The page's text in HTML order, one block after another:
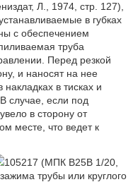
Л., 1974, стр. 127),
в губках
с обеспечением
труба
Перед резкой
и наносят на нее
в тисках и
случае, если под
в сторону от
месте, что ведет к
105217 (МПК B25B 1/20,
трубы или круглого